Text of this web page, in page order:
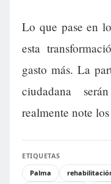
Lo que pase en
esta
gasto más. La
ciudadana
realmente note
ETIQUETAS
Palma